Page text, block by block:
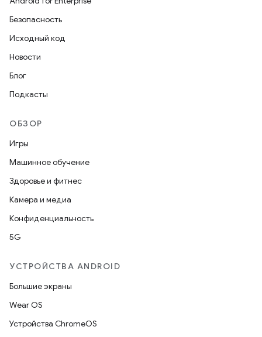
Безопасность
Исходный код
Новости
Блог
Подкасты
ОБЗОР
Игры
Машинное обучение
Здоровье и фитнес
Камера и медиа
Конфиденциальность
5G
УСТРОЙСТВА ANDROID
Большие экраны
Wear OS
Устройства ChromeOS